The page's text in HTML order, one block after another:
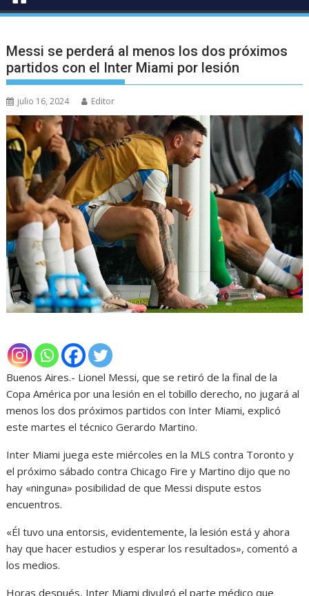
Messi se perderá al menos los dos próximos
partidos con el Inter Miami por lesión
julio 16, 2024 Editor
Buenos Aires.- Lionel Messi, que se retiró de la final de la
Copa América por una lesión en el tobillo derecho, no jugará al
menos los dos próximos partidos con Inter Miami, explicó
este martes el técnico Gerardo Martino.
Inter Miami juega este miércoles en la MLS contra Toronto y
el próximo sábado contra Chicago Fire y Martino dijo que no
hay «ninguna» posibilidad de que Messi dispute estos
encuentros.
«Él tuvo una entorsis, evidentemente, la lesión está y ahora
hay que hacer estudios y esperar los resultados», comentó a
los medios.
Horas después, Inter Miami divulgó el parte médico que